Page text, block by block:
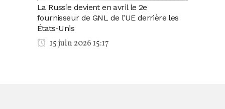
La Russie devient en avril le 2e
fournisseur de GNL de l’UE derrière les
États-Unis
15 juin 2026 15:17